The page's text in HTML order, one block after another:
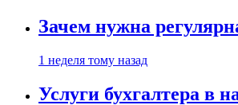
Зачем нужна
1 неделя тому назад
Услуги бухгалтера в